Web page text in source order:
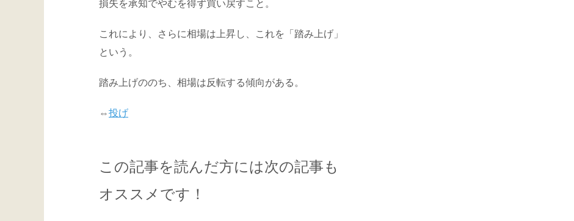
損失を承知でやむを得ず買い戻すこと。
これにより、さらに相場は上昇し、これを「踏み上げ」
という。
踏み上げののち、相場は反転する傾向がある。
⇔投げ
この記事を読んだ方には次の記事も
オススメです！